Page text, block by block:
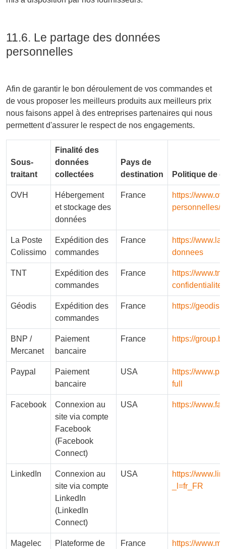
11.6. Le partage des données
personnelles
Afin de garantir le bon déroulement de vos commandes et
de vous proposer les meilleurs produits aux meilleurs prix
nous faisons appel à des entreprises partenaires qui nous
permettent d'assurer le respect de nos engagements.
Sous-
traitant
Finalité des
données
collectées
Pays de
destination
Politique de
OVH
Hébergement
et stockage des
données
France
https://
personnelles/
La Poste
Colissimo
Expédition des
commandes
France
https://
donnees
TNT
Expédition des
commandes
France
https://
Géodis
Expédition des
commandes
France https://
BNP /
Mercanet
Paiement
bancaire
France https://
Paypal
Paiement
bancaire
USA
https://
full
Facebook
Connexion au
site via compte
Facebook
(Facebook
Connect)
USA https://
LinkedIn
Connexion au
site via compte
LinkedIn
(LinkedIn
Connect)
USA
https://
_l=fr_FR
Magelec
Plateforme de
France https://